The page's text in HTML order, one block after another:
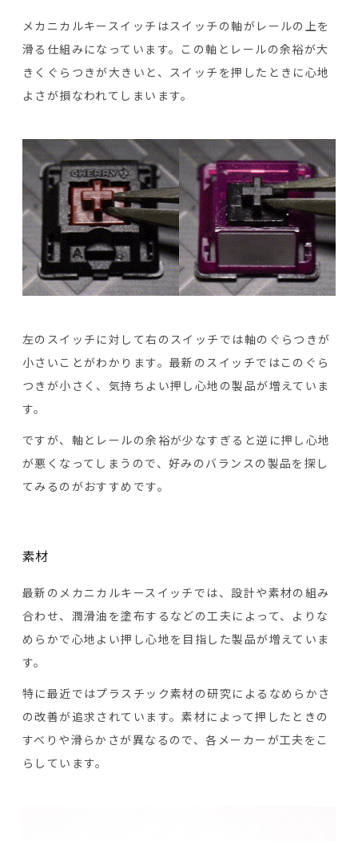
メカニカルキースイッチはスイッチの軸がレールの上を
滑る仕組みになっています。この軸とレールの余裕が大
きくぐらつきが大きいと、スイッチを押したときに心地
よさが損なわれてしまいます。
左のスイッチに対して右のスイッチでは軸のぐらつきが
小さいことがわかります。最新のスイッチではこのぐら
つきが小さく、気持ちよい押し心地の製品が増えていま
す。
ですが、軸とレールの余裕が少なすぎると逆に押し心地
が悪くなってしまうので、好みのバランスの製品を探し
てみるのがおすすめです。
素材
最新のメカニカルキースイッチでは、設計や素材の組み
合わせ、潤滑油を塗布するなどの工夫によって、よりな
めらかで心地よい押し心地を目指した製品が増えていま
す。
特に最近ではプラスチック素材の研究によるなめらかさ
の改善が追求されています。素材によって押したときの
すべりや滑らかさが異なるので、各メーカーが工夫をこ
らしています。